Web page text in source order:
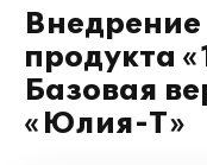
продукта
Базовая
«Юлия-Т»